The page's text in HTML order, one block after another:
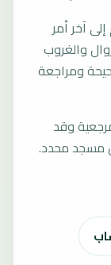
آخر أمر
والغروب
ومراجعة
وقد
مسجد محدد.